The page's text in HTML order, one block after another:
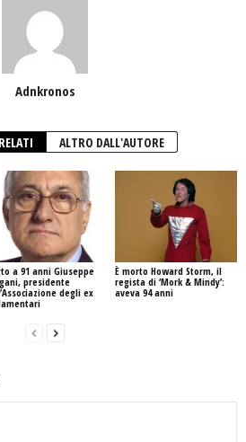
Adnkronos
ALTRO DALL'AUTORE
a 91 anni Giuseppe
presidente
degli ex
È morto Howard Storm, il
regista di ‘Mork & Mindy’:
aveva 94 anni